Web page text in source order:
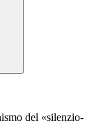
del «silenzio-